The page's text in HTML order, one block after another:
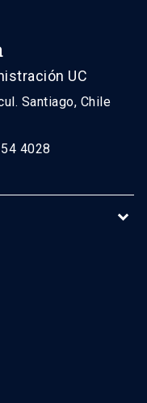
UC
Santiago, Chile
4028